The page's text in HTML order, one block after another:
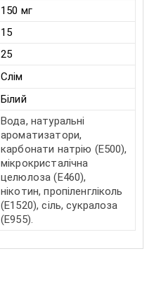
150 мг
15
25
Слім
Білий
Вода, натуральні
ароматизатори,
карбонати натрію (E500),
мікрокристалічна
целюлоза (E460),
нікотин, пропіленгліколь
(E1520), сіль, сукралоза
(E955).